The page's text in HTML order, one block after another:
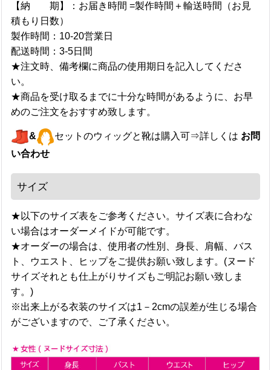
【納 期】：お届き時間 =製作時間＋輸送時間（お見
積もり日数）
製作時間：10-20営業日
配送時間：3-5日間
★注文時、備考欄に商品の使用期日を記入してくださ
い。
★商品を受け取るまでに十分な時間があるように、お早
めのご注文をおすすめ致します。
& セットのウィッグと靴は購入可⇒詳しくは お問
い合わせ
サイズ
★以下のサイズ表をご参考ください。サイズ表に合わな
い場合はオーダーメイドが可能です。
★オーダーの場合は、使用者の性別、身長、肩幅、バス
ト、ウエスト、ヒップをご提供お願い致します。(ヌード
サイズそれとも仕上がりサイズもご明記お願い致しま
す。)
※出来上がる衣装のサイズは1－2cmの誤差が生じる場合
がございますので、ご了承ください。